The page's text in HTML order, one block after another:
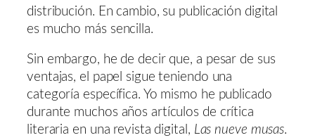
distribución. En cambio, su publicación digital
es mucho más sencilla.
Sin embargo, he de decir que, a pesar de sus
ventajas, el papel sigue teniendo una
categoría específica. Yo mismo he publicado
durante muchos años artículos de crítica
literaria en una revista digital, Las nueve musas.